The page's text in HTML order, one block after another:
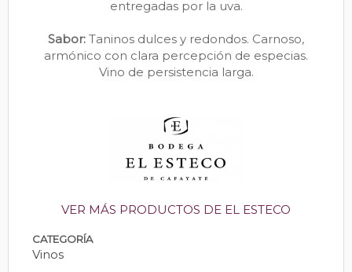
entregadas por la uva.
Sabor: Taninos dulces y redondos. Carnoso,
armónico con clara percepción de especias.
Vino de persistencia larga.
VER MÁS PRODUCTOS DE EL ESTECO
CATEGORÍA
Vinos